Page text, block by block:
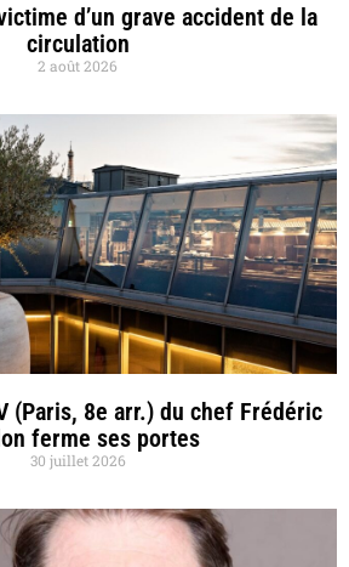
d’un grave accident de la
circulation
2 août 2026
(Paris, 8e arr.) du chef Frédéric
ferme ses portes
30 juillet 2026